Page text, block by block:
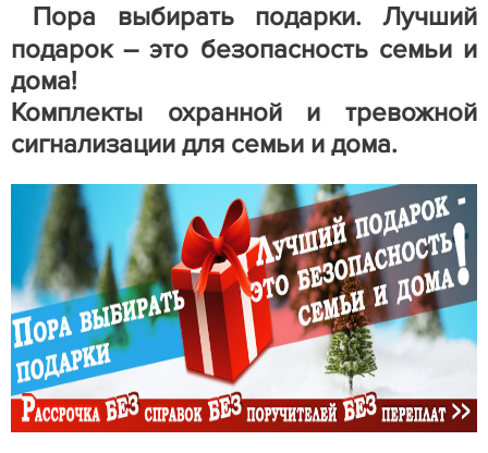
Пора выбирать подарки. Лучший
подарок – это безопасность семьи и
дома!
Комплекты охранной и тревожной
сигнализации для семьи и дома.